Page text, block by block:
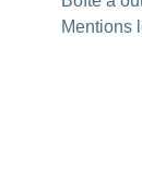
Mentions